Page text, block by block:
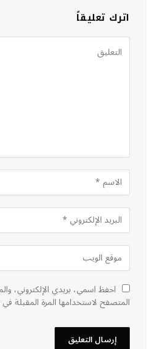
اترك تعليقاً
احفظ اسمي، بريدي الإلكتروني،
المتصفح لاستخدامها المرة المقبلة